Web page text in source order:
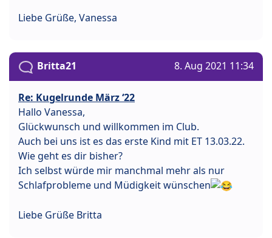
Liebe Grüße, Vanessa
Britta21 8. Aug 2021 11:34
Re: Kugelrunde März ‘22
Hallo Vanessa,
Glückwunsch und willkommen im Club.
Auch bei uns ist es das erste Kind mit ET 13.03.22.
Wie geht es dir bisher?
Ich selbst würde mir manchmal mehr als nur
Schlafprobleme und Müdigkeit wünschen
Liebe Grüße Britta